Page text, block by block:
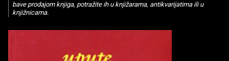
bave prodajom knjiga, potražite ih u knjižarama, antikvarijatima ili u
knjižnicama.